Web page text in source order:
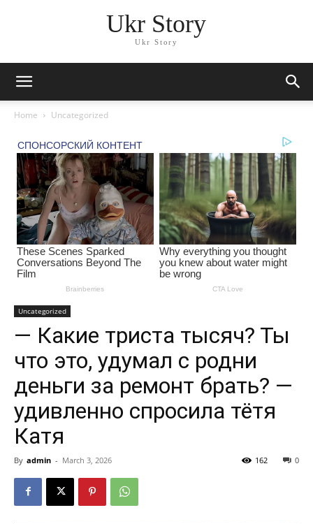
Ukr Story
Ukr Story
Home Uncategorized
Uncategorized
— Какие триста тысяч? Ты
что это, удумал с родни
деньги за ремонт брать? —
удивленно спросила тётя
Катя
By admin - March 3, 2026 0
162